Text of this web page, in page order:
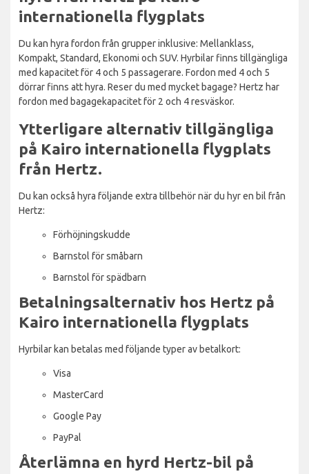
internationella flygplats
Du kan hyra fordon från grupper inklusive: Mellanklass,
Kompakt, Standard, Ekonomi och SUV. Hyrbilar finns tillgängliga
med kapacitet för 4 och 5 passagerare. Fordon med 4 och 5
dörrar finns att hyra. Reser du med mycket bagage? Hertz har
fordon med bagagekapacitet för 2 och 4 resväskor.
Ytterligare alternativ tillgängliga
på Kairo internationella flygplats
från Hertz.
Du kan också hyra följande extra tillbehör när du hyr en bil från
Hertz:
Förhöjningskudde
Barnstol för småbarn
Barnstol för spädbarn
Betalningsalternativ hos Hertz på
Kairo internationella flygplats
Hyrbilar kan betalas med följande typer av betalkort:
Visa
MasterCard
Google Pay
PayPal
Återlämna en hyrd Hertz-bil på